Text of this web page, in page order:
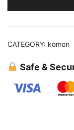
CATEGORY: komon
Safe &